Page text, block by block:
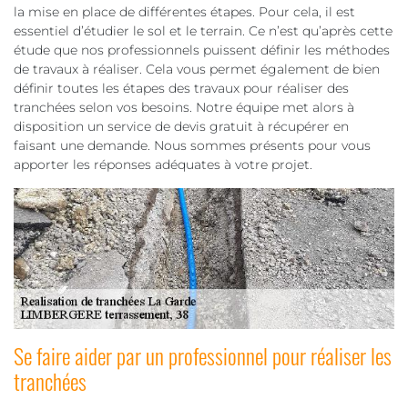
la mise en place de différentes étapes. Pour cela, il est
essentiel d’étudier le sol et le terrain. Ce n’est qu’après cette
étude que nos professionnels puissent définir les méthodes
de travaux à réaliser. Cela vous permet également de bien
définir toutes les étapes des travaux pour réaliser des
tranchées selon vos besoins. Notre équipe met alors à
disposition un service de devis gratuit à récupérer en
faisant une demande. Nous sommes présents pour vous
apporter les réponses adéquates à votre projet.
Se faire aider par un professionnel pour réaliser les
tranchées